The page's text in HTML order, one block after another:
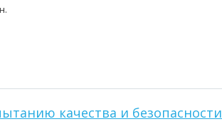
качества и безопасности